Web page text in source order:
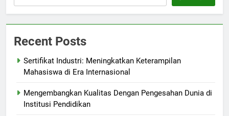
Recent Posts
Sertifikat Industri: Meningkatkan Keterampilan
Mahasiswa di Era Internasional
Mengembangkan Kualitas Dengan Pengesahan Dunia di
Institusi Pendidikan